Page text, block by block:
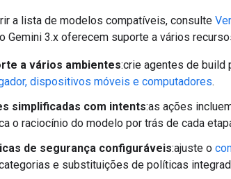
a lista de modelos compatíveis, consulte
Gemini 3.x oferecem suporte a vários
a vários ambientes:crie agentes de build
dispositivos móveis e computadores.
simplificadas com intents:as ações
o raciocínio do modelo por trás de cada
de segurança configuráveis:ajuste o
e substituições de políticas